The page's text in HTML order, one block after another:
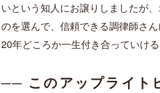
いという知人にお譲りしましたが、
のを選んで、信頼できる調律師さん
20年どころか一生付き合っていけ
── このアップライト